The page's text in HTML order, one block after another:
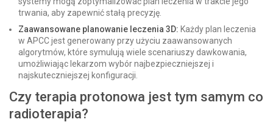
trwania, aby zapewnić stałą precyzję.
Zaawansowane planowanie leczenia 3D: Każdy plan leczenia
w APCC jest generowany przy użyciu zaawansowanych
algorytmów, które symulują wiele scenariuszy dawkowania,
umożliwiając lekarzom wybór najbezpieczniejszej i
najskuteczniejszej konfiguracji.
Czy terapia protonowa jest tym samym co
radioterapia?